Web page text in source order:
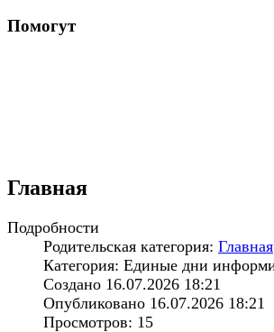
Помогут
Главная
Подробности
Родительская категория: Главная
Категория: Единые дни
Создано 16.07.2026 18:21
Опубликовано 16.07.2026 18:21
Просмотров: 15